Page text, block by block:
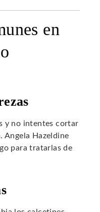
en
y no intentes cortar
Angela Hazeldine
para tratarlas de